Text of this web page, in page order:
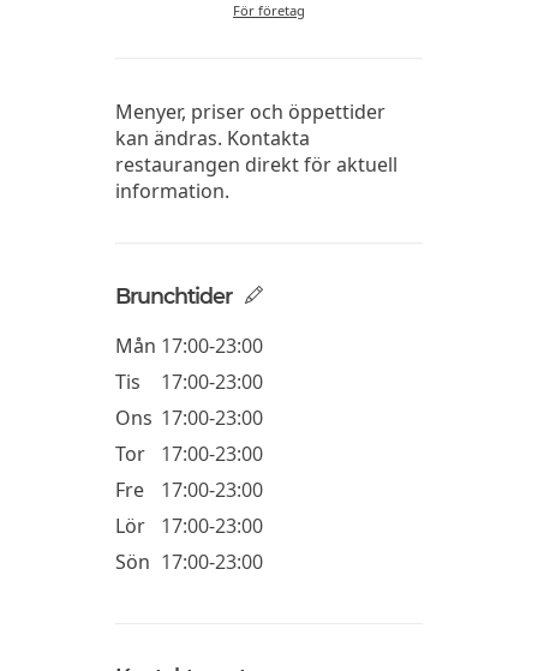
För företag
Menyer, priser och öppettider
kan ändras. Kontakta
restaurangen direkt för aktuell
information.
Brunchtider
Mån 17:00-23:00
Tis
17:00-23:00
Ons 17:00-23:00
Tor
17:00-23:00
Fre
17:00-23:00
Lör
17:00-23:00
Sön 17:00-23:00